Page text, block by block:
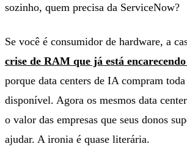
sozinho, quem precisa da ServiceNow?
Se você é consumidor de hardware, a
crise de RAM que já está encarecendo
porque data centers de IA compram
disponível. Agora os mesmos data
o valor das empresas que seus donos
ajudar. A ironia é quase literária.